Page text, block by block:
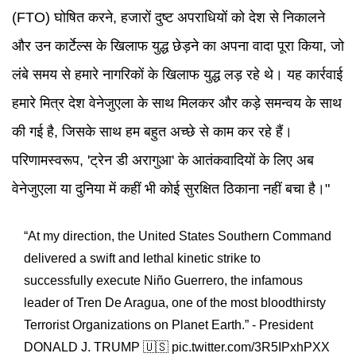
(FTO) घोषित करने, हजारों दुष्ट अपराधियों को देश से निकालने
और उन कार्टेल्स के खिलाफ युद्ध छेड़ने का अपना वादा पूरा किया, जो
लंबे समय से हमारे नागरिकों के खिलाफ युद्ध लड़ रहे थे। यह कार्रवाई
हमारे मित्र देश वेनेजुएला के साथ मिलकर और कड़े समन्वय के साथ
की गई है, जिसके साथ हम बहुत अच्छे से काम कर रहे हैं।
परिणामस्वरूप, 'ट्रेन डी अरागुआ' के आतंकवादियों के लिए अब
वेनेजुएला या दुनिया में कहीं भी कोई सुरक्षित ठिकाना नहीं बचा है।"
“At my direction, the United States Southern Command
delivered a swift and lethal kinetic strike to
successfully execute Niño Guerrero, the infamous
leader of Tren De Aragua, one of the most bloodthirsty
Terrorist Organizations on Planet Earth.” - President
DONALD J. TRUMP 🇺🇸 pic.twitter.com/3R5IPxhPXX